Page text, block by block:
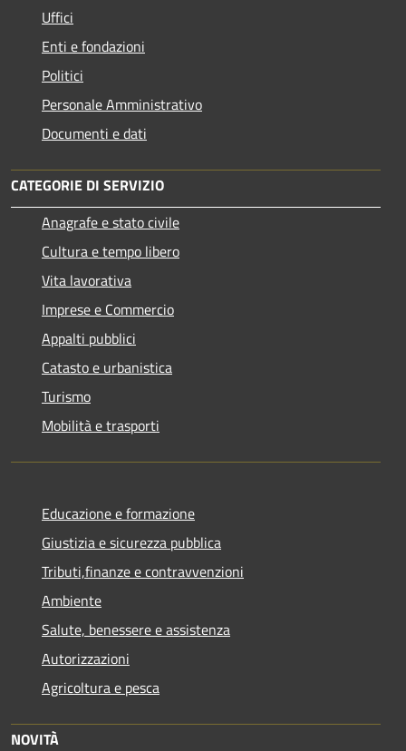
Uffici
Enti e fondazioni
Politici
Personale Amministrativo
Documenti e dati
CATEGORIE DI SERVIZIO
Anagrafe e stato civile
Cultura e tempo libero
Vita lavorativa
Imprese e Commercio
Appalti pubblici
Catasto e urbanistica
Turismo
Mobilità e trasporti
Educazione e formazione
Giustizia e sicurezza pubblica
Tributi,finanze e contravvenzioni
Ambiente
Salute, benessere e assistenza
Autorizzazioni
Agricoltura e pesca
NOVITÀ